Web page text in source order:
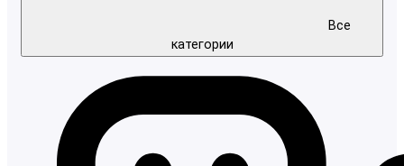
категории